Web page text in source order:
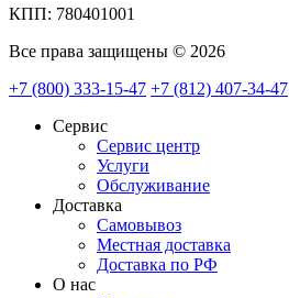
КПП: 780401001
Все права защищены © 2026
+7 (800) 333-15-47 +7 (812) 407-34-47
Сервис
Сервис центр
Услуги
Обслуживание
Доставка
Самовывоз
Местная доставка
Доставка по РФ
О нас